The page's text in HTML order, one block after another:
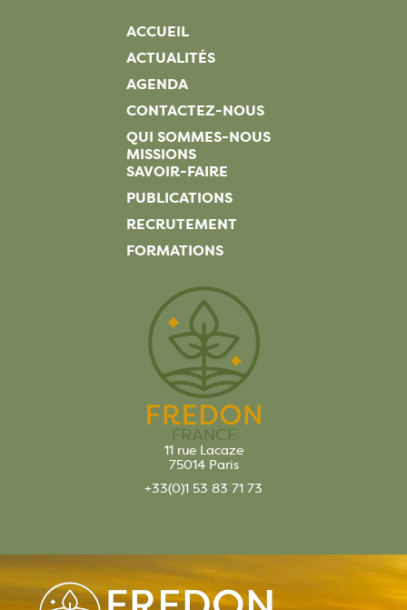
ACCUEIL
ACTUALITÉS
AGENDA
CONTACTEZ-NOUS
QUI SOMMES-NOUS
MISSIONS
SAVOIR-FAIRE
PUBLICATIONS
RECRUTEMENT
FORMATIONS
11 rue Lacaze
75014 Paris
+33(0)1 53 83 71 73